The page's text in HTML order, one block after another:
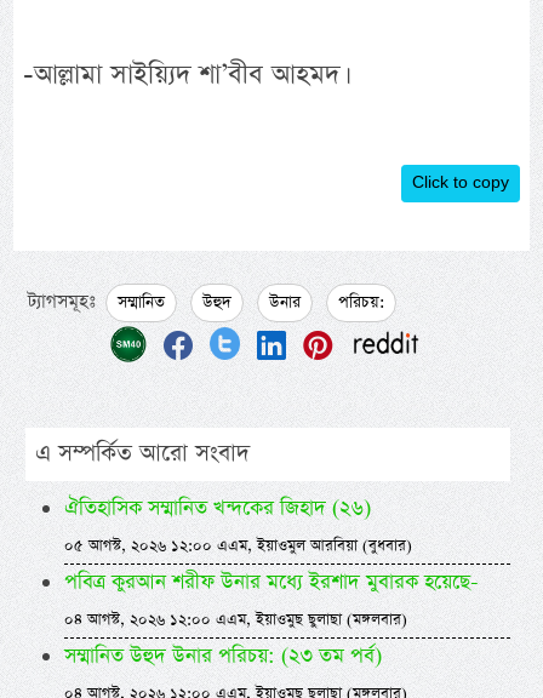
-আল্লামা সাইয়্যিদ শা’বীব আহমদ।
Click to copy
ট্যাগসমূহঃ সম্মানিত উহুদ উনার পরিচয়:
এ সম্পর্কিত আরো সংবাদ
ঐতিহাসিক সম্মানিত খন্দকের জিহাদ (২৬)
০৫ আগস্ট, ২০২৬ ১২:০০ এএম, ইয়াওমুল আরবিয়া (বুধবার)
পবিত্র কুরআন শরীফ উনার মধ্যে ইরশাদ মুবারক হয়েছে-
০৪ আগস্ট, ২০২৬ ১২:০০ এএম, ইয়াওমুছ ছুলাছা (মঙ্গলবার)
সম্মানিত উহুদ উনার পরিচয়: (২৩ তম পর্ব)